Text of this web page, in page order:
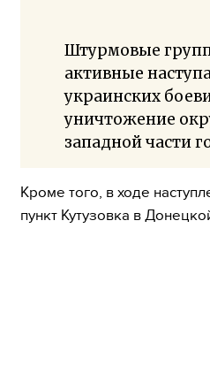
Штурмовые
активные
украинских
уничтожение
западной части
Кроме того, в ходе
пункт Кутузовка в